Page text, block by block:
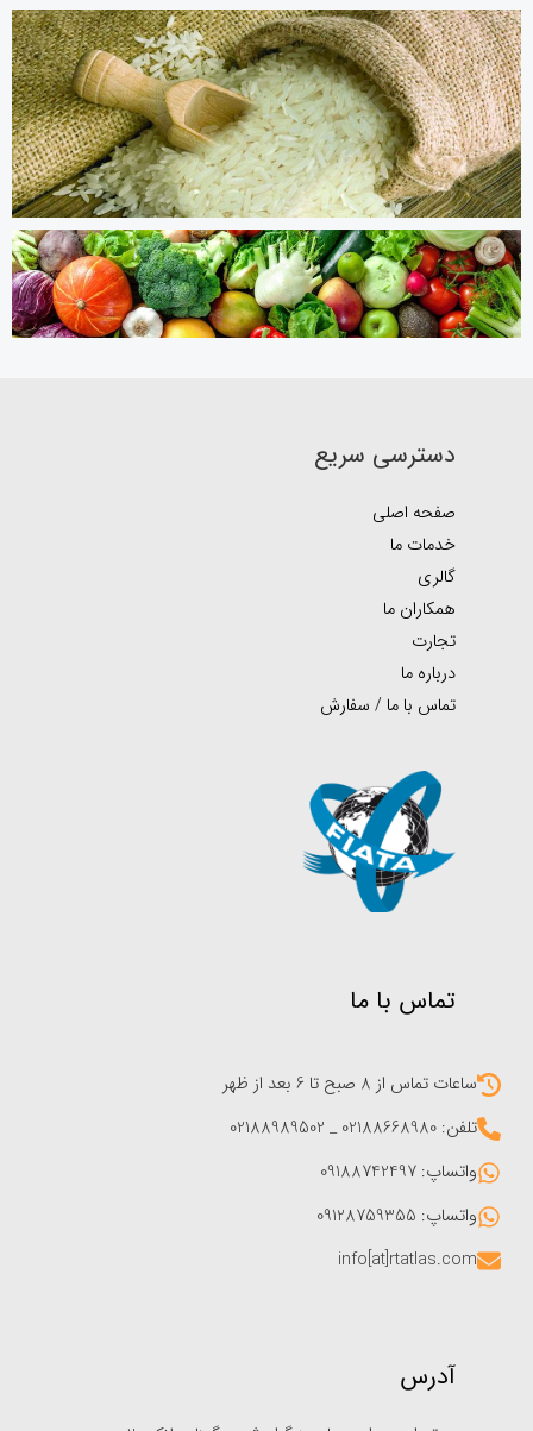
دسترسی سریع
صفحه اصلی
خدمات ما
گالری
همکاران ما
تجارت
درباره ما
تماس با ما / سفارش
تماس با ما
ساعات تماس از 8 صبح تا 6 بعد از ظهر
تلفن: 02188668980 _ 02188989502
واتساپ: 09188742497
واتساپ: 09128759355
info[at]rtatlas.com
آدرس